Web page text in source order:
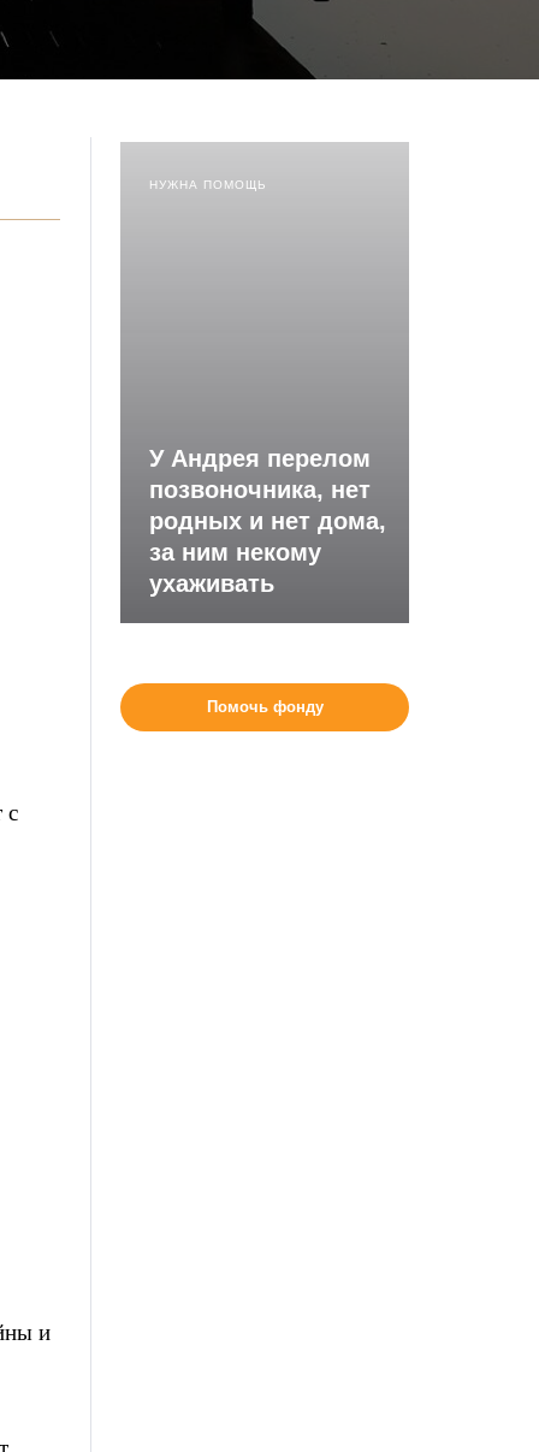
с
и
НУЖНА ПОМОЩЬ
У Андрея перелом
позвоночника, нет
родных и нет дома,
за ним некому
ухаживать
Помочь фонду